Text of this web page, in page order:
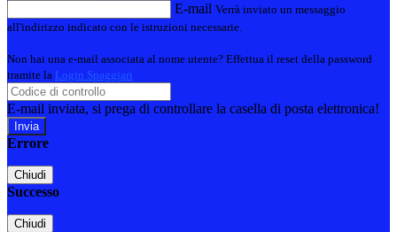
E-mail Verrà inviato un messaggio
all'indirizzo indicato con le istruzioni necessarie.
Non hai una e-mail associata al nome utente? Effettua il reset della password
tramite la Login Spaggiari
E-mail inviata, si prega di controllare la casella di posta elettronica!
Errore
Chiudi
Successo
Chiudi